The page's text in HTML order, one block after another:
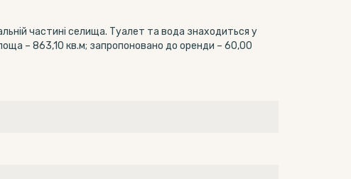
частині селища. Туалет та вода знаходиться у
– 863,10 кв.м; запропоновано до оренди – 60,00